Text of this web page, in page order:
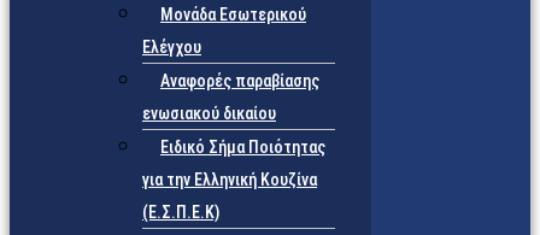
Μονάδα Εσωτερικού
Ελέγχου
Αναφορές παραβίασης
ενωσιακού δικαίου
Ειδικό Σήμα Ποιότητας
για την Ελληνική Κουζίνα
(Ε.Σ.Π.Ε.Κ)